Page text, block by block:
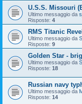
U.S.S. Missouri
Ultimo messaggio da
Risposte: 4
RMS Titanic
Ultimo messaggio da
Risposte: 9
Golden Star -
Ultimo messaggio da
Risposte: 18
Russian navy
Ultimo messaggio da
Risposte: 14